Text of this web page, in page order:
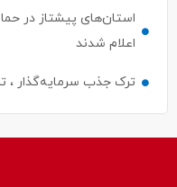
استان‌های پیشتاز در
اعلام شدند
ترک جذب سرمایه‌گذار